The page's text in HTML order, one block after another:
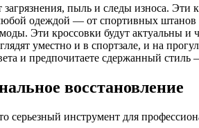
пыль и следы износа. Эти
одеждой — от спортивных
Эти кроссовки будут актуальны и
уместно и в спортзале, и на
и предпочитаете сдержанный
восстановление
инструмент для